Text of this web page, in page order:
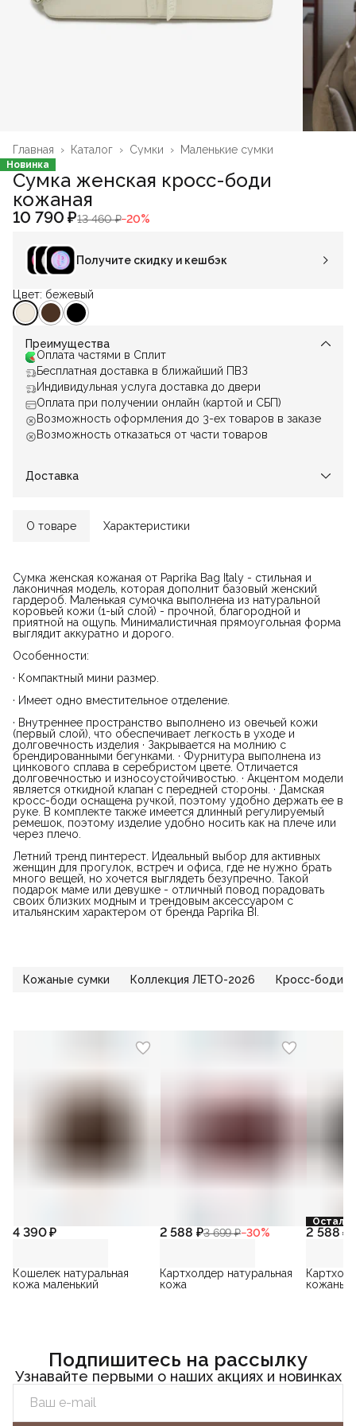
Маленькие сумки
Сумки ›
Каталог ›
Главная ›
Новинка
Сумка женская кросс-боди
кожаная
10 790 ₽13 460 ₽−20%
Получите скидку и кешбэк
Цвет: бежевый
Преимущества
Оплата частями в Сплит
Бесплатная доставка в ближайший ПВЗ
Индивидульная услуга доставка до двери
Оплата при получении онлайн (картой и СБП)
Возможность оформления до 3-ех товаров в заказе
Возможность отказаться от части товаров
Доставка
О товаре Характеристики
Сумка женская кожаная от Paprika Bag Italy - стильная и
лаконичная модель, которая дополнит базовый женский
гардероб. Маленькая сумочка выполнена из натуральной
коровьей кожи (1-ый слой) - прочной, благородной и
приятной на ощупь. Минималистичная прямоугольная форма
выглядит аккуратно и дорого.
Особенности:
· Компактный мини размер.
· Имеет одно вместительное отделение.
· Внутреннее пространство выполнено из овечьей кожи
(первый слой), что обеспечивает легкость в уходе и
долговечность изделия · Закрывается на молнию с
брендированными бегунками. · Фурнитура выполнена из
цинкового сплава в серебристом цвете. Отличается
долговечностью и износоустойчивостью. · Акцентом модели
является откидной клапан с передней стороны. · Дамская
кросс-боди оснащена ручкой, поэтому удобно держать ее в
руке. В комплекте также имеется длинный регулируемый
ремешок, поэтому изделие удобно носить как на плече или
через плечо.
Летний тренд пинтерест. Идеальный выбор для активных
женщин для прогулок, встреч и офиса, где не нужно брать
много вещей, но хочется выглядеть безупречно. Такой
подарок маме или девушке - отличный повод порадовать
своих близких модным и трендовым аксессуаром с
итальянским характером от бренда Paprika BI.
Кожаные сумки Коллекция ЛЕТО-2026 Кросс-боди
4 390 ₽
Кошелек натуральная
кожа маленький
2 588 ₽3 699 ₽−30%
Картхолдер натуральная
кожа
2 588 ₽
кожаный
Подпишитесь на рассылку
Узнавайте первыми о наших акциях и новинках